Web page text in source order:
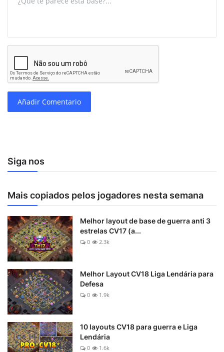
Añadir Comentario
Siga nos
Mais copiados pelos jogadores nesta semana
Melhor layout de base de guerra anti 3
estrelas CV17 (a...
0 2.3k
Melhor Layout CV18 Liga Lendária para
Defesa
0 1.9k
10 layouts CV18 para guerra e Liga
Lendária
0 1.6k